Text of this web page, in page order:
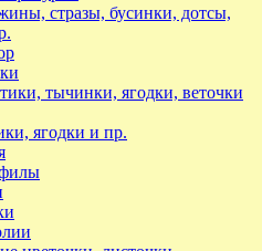
стразы, бусинки, дотсы,
тычинки, ягодки, веточки
ягодки и пр.